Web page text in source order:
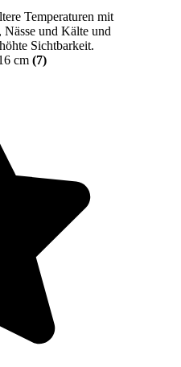
Temperaturen mit
und Kälte und
Sichtbarkeit.
cm (7)